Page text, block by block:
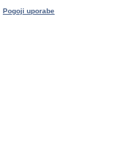
Pogoji uporabe